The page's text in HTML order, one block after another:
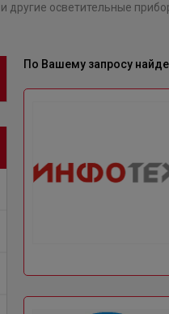
другие осветительные
По Вашему запросу